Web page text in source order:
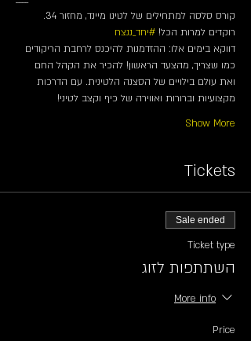
קורס סלסה למתחילים של לטינו מיינד, מחזור 34.
רוקדים למרות הכל! #יחד_ננצח
דווקא בימים אלו: ההזדמנות להיכנס לרחבת הריקודים
כמו שצריך, מהצעד הראשון! להכיר את הקהל החם
ואת עולם בילויים של הסצנה הלטינית. עם הדרכות
מקצועיות וברורות ואווירה של כיף וקצב לטיני!
Show More
Tickets
Sale ended
Ticket type
השתתפות לזוג
More info
Price